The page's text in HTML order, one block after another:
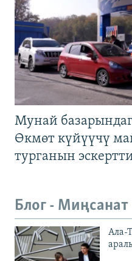
Мунай
Өкмөт күйүүчү
турганын
Блог - Миңсанат
Ала-